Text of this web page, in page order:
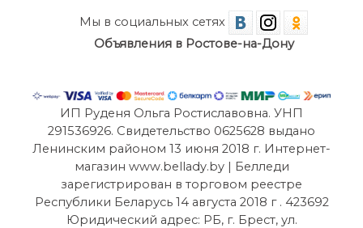
Мы в социальных сетях
Объявления в Ростове-на-Дону
ИП Руденя Ольга Ростиславовна. УНП
291536926. Свидетельство 0625628 выдано
Ленинским районом 13 июня 2018 г. Интернет-
магазин www.bellady.by | Белледи
зарегистрирован в торговом реестре
Республики Беларусь 14 августа 2018 г . 423692
Юридический адрес: РБ, г. Брест, ул.